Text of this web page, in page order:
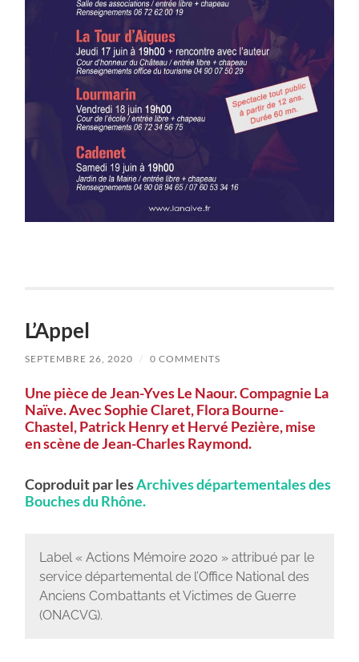
L’Appel
SEPTEMBRE 26, 2020 / 0 COMMENTS
Une pièce de Jean-Yves Le Naour. Compagnie La
Naïve. Avec Sophie Claret, Flora Bourne-
Chastel, Patrick Henry et Hervé Pezière, mise
en scène de Jean-Charles Raymond.
Coproduit par lesArchives départementales des
Bouches du Rhône.
Label « Actions Mémoire 2020 » attribué par le
service départemental de l’Office National des
Anciens Combattants et Victimes de Guerre
(ONACVG).